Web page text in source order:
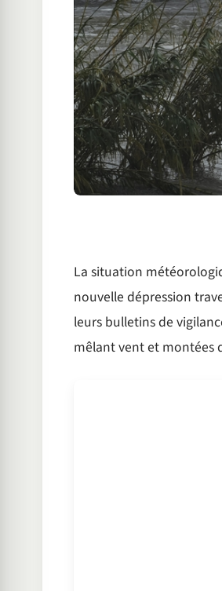
La situation
nouvelle dépression
leurs bulletins de
mêlant vent et montées